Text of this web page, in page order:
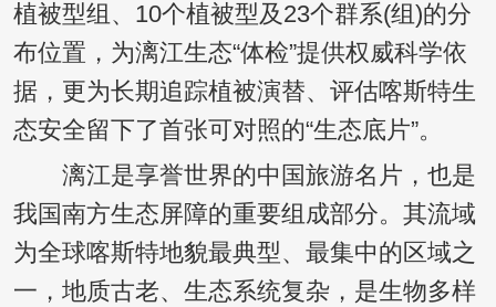
植被型组、10个植被型及23个群系(组)的分
布位置，为漓江生态“体检”提供权威科学依
据，更为长期追踪植被演替、评估喀斯特生
态安全留下了首张可对照的“生态底片”。
漓江是享誉世界的中国旅游名片，也是
我国南方生态屏障的重要组成部分。其流域
为全球喀斯特地貌最典型、最集中的区域之
一，地质古老、生态系统复杂，是生物多样